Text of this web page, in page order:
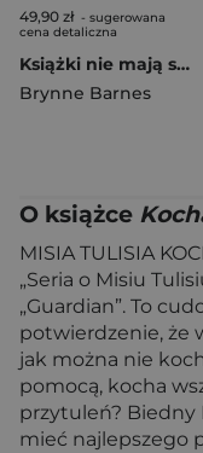
49,90 zł - sugerowana
cena detaliczna
Książki nie mają skrzydeł
Brynne Barnes
O książce
MISIA TULISIA
„Seria o Misiu
„Guardian”. To
potwierdzenie, że
jak można nie
pomocą, kocha
przytuleń? Biedny
mieć najlepszego